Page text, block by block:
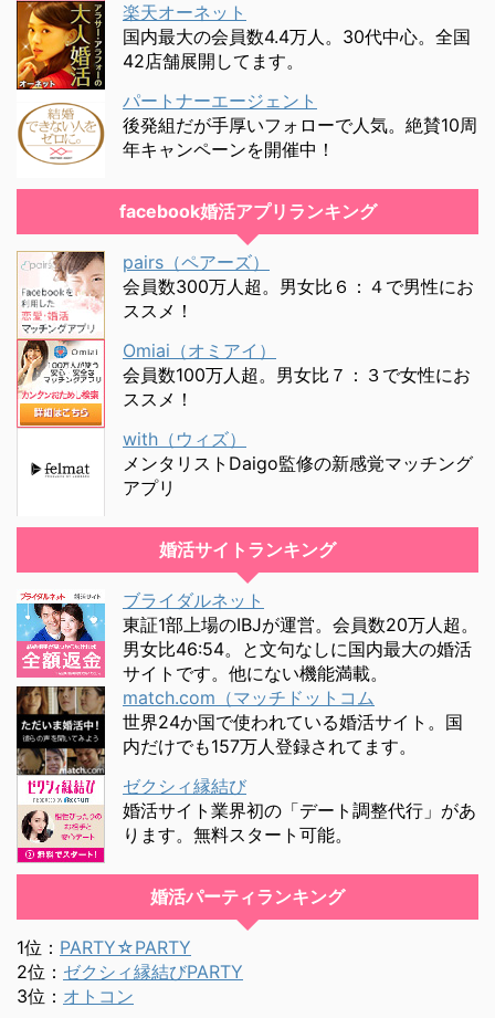
楽天オーネット
国内最大の会員数4.4万人。30代中心。全国
42店舗展開してます。
パートナーエージェント
後発組だが手厚いフォローで人気。絶賛10周
年キャンペーンを開催中！
facebook婚活アプリランキング
pairs（ペアーズ）
会員数300万人超。男女比６：４で男性にお
ススメ！
Omiai（オミアイ）
会員数100万人超。男女比７：３で女性にお
ススメ！
with（ウィズ）
メンタリストDaigo監修の新感覚マッチング
アプリ
婚活サイトランキング
ブライダルネット
東証1部上場のIBJが運営。会員数20万人超。
男女比46:54。と文句なしに国内最大の婚活
サイトです。他にない機能満載。
match.com（マッチドットコム
世界24か国で使われている婚活サイト。国
内だけでも157万人登録されてます。
ゼクシィ縁結び
婚活サイト業界初の「デート調整代行」があ
ります。無料スタート可能。
婚活パーティランキング
1位： PARTY☆PARTY
2位： ゼクシィ縁結びPARTY
3位： オトコン